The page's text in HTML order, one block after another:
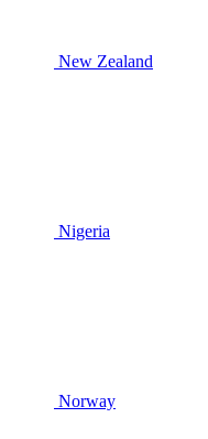
New Zealand
Nigeria
Norway